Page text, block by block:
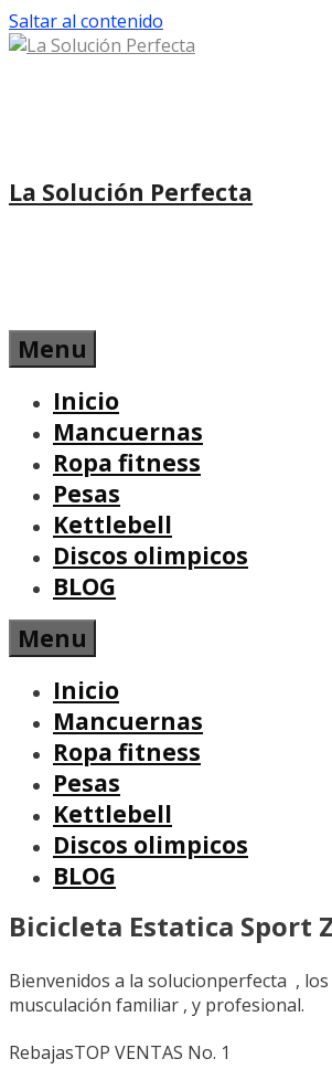
Saltar al contenido
La Solución Perfecta
Menu
Inicio
Mancuernas
Ropa fitness
Pesas
Kettlebell
Discos olimpicos
BLOG
Menu
Inicio
Mancuernas
Ropa fitness
Pesas
Kettlebell
Discos olimpicos
BLOG
Bicicleta Estatica Sport
Bienvenidos a la solucionperfecta ,
musculación familiar , y profesional.
RebajasTOP VENTAS No. 1